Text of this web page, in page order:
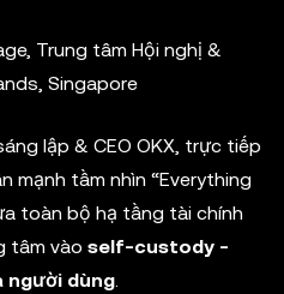
Trung tâm Hội nghị &
Singapore
sáng lập & CEO OKX, trực tiếp
mạnh tầm nhìn “Everything
toàn bộ hạ tầng tài chính
tâm vào self-custody -
người dùng